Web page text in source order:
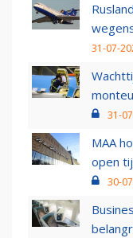
31-07-
31-
MAA
open
30-